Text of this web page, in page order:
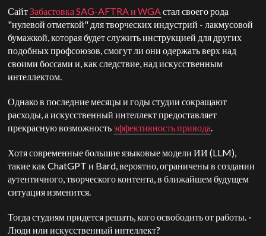
СайтЗабастовка SAG-AFTRA и WGAстал своего рода
"нулевой отметкой" для творческих индустрий - лакмусовой
бумажкой, которая будет служить инструкцией для других
подобных профсоюзов, смогут ли они одержать верх над
своими боссами и, как следствие, над искусственным
интеллектом.
Однако в последние месяцы и годы студии сокращают
расходы, а искусственный интеллект предоставляет
прекрасную возможностьэффективность привода.
Хотя современные большие языковые модели ИИ (LLM),
такие как ChatGPT и Bard, вероятно, ограничены в создании
аутентичного, творческого контента, в ближайшем будущем
ситуация изменится.
Тогда студиям придется решать, кого освободить от работы. -
Люди или искусственный интеллект?